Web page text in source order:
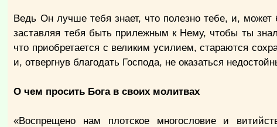
Ведь Он лучше тебя знает, что полезно тебе, и, может
заставляя тебя быть прилежным к Нему, чтобы ты
что приобретается с великим усилием, стараются
и, отвергнув благодать Господа, не оказаться
О чем просить Бога в своих молитвах
«Воспрещено нам плотское многословие и